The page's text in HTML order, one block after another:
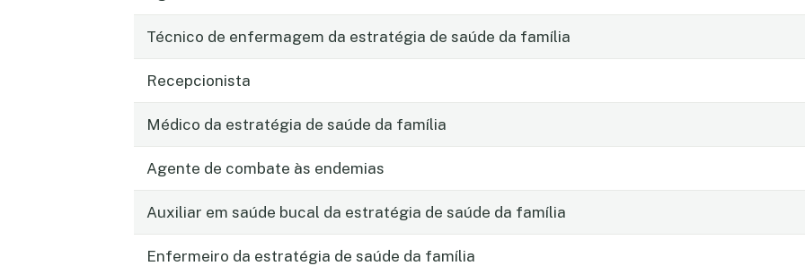
Técnico de enfermagem da estratégia de saúde da família
Recepcionista
Médico da estratégia de saúde da família
Agente de combate às endemias
Auxiliar em saúde bucal da estratégia de saúde da família
Enfermeiro da estratégia de saúde da família